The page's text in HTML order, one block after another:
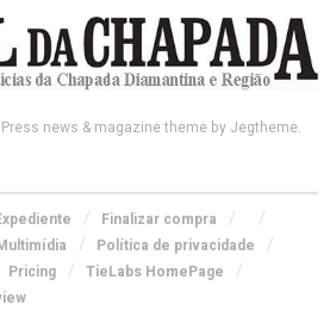
news & magazine theme by Jegtheme.
Finalizar compra
Política de privacidade
Pricing
TieLabs HomePage